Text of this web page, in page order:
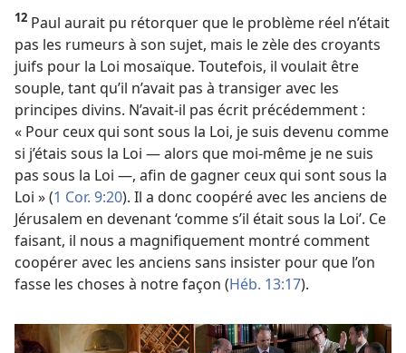
12 Paul aurait pu rétorquer que le problème réel n’était
pas les rumeurs à son sujet, mais le zèle des croyants
juifs pour la Loi mosaïque. Toutefois, il voulait être
souple, tant qu’il n’avait pas à transiger avec les
principes divins. N’avait-il pas écrit précédemment :
« Pour ceux qui sont sous la Loi, je suis devenu comme
si j’étais sous la Loi — alors que moi-même je ne suis
pas sous la Loi —, afin de gagner ceux qui sont sous la
Loi » (1 Cor. 9:20). Il a donc coopéré avec les anciens de
Jérusalem en devenant ‘comme s’il était sous la Loi’. Ce
faisant, il nous a magnifiquement montré comment
coopérer avec les anciens sans insister pour que l’on
fasse les choses à notre façon (Héb. 13:17).